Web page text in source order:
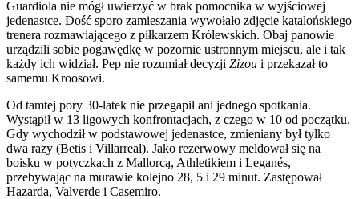
Guardiola nie mógł uwierzyć w brak pomocnika w wyjściowej
jedenastce. Dość sporo zamieszania wywołało zdjęcie katalońskiego
trenera rozmawiającego z piłkarzem Królewskich. Obaj panowie
urządzili sobie pogawędkę w pozornie ustronnym miejscu, ale i tak
każdy ich widział. Pep nie rozumiał decyzji Zizou i przekazał to
samemu Kroosowi.
Od tamtej pory 30-latek nie przegapił ani jednego spotkania.
Wystąpił w 13 ligowych konfrontacjach, z czego w 10 od początku.
Gdy wychodził w podstawowej jedenastce, zmieniany był tylko
dwa razy (Betis i Villarreal). Jako rezerwowy meldował się na
boisku w potyczkach z Mallorcą, Athletikiem i Leganés,
przebywając na murawie kolejno 28, 5 i 29 minut. Zastępował
Hazarda, Valverde i Casemiro.